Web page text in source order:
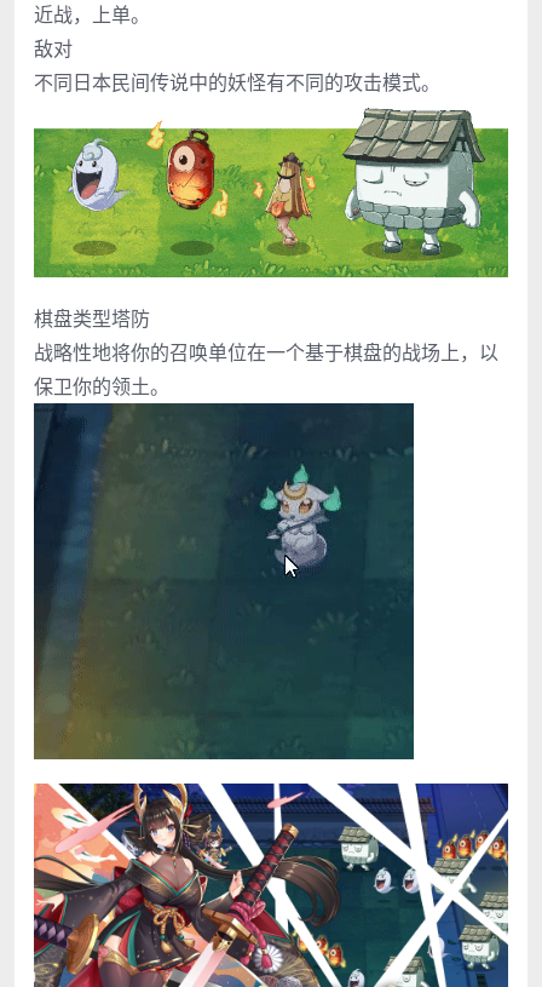
近战，上单。
敌对
不同日本民间传说中的妖怪有不同的攻击模式。
棋盘类型塔防
战略性地将你的召唤单位在一个基于棋盘的战场上，以
保卫你的领土。